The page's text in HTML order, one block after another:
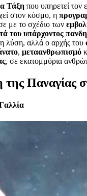
Τάξη που υπηρετεί τον
στον κόσμο, η
με το σχέδιο των
του υπάρχοντος
η λύση, αλλά ο αρχής του
, μεταανθρωπισμό
, σε εκατομμύρια
της Παναγίας